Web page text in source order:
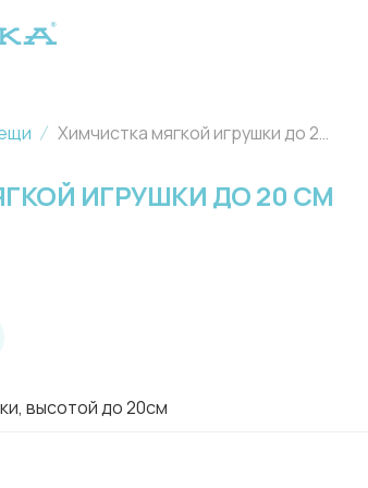
Химчистка мягкой игрушки до 20 см
ИГРУШКИ ДО 20 СМ
высотой до 20см